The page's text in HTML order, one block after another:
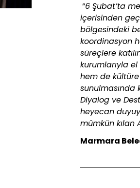
“6 Şubat’ta
içerisinden
bölgesindeki
koordinasyon
süreçlere
kurumlarıyla
hem de kültüre
sunulmasında
Diyalog ve
heyecan
mümkün kılan
Marmara